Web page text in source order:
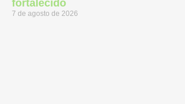
fortalecido
7 de agosto de 2026